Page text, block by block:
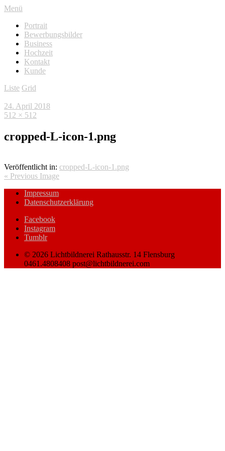
Menü
Portrait
Bewerbungsbilder
Business
Hochzeit
Kontakt
Kunde
Liste Grid
24. April 2018
512 × 512
cropped-L-icon-1.png
Veröffentlicht in: cropped-L-icon-1.png
« Previous Image
Impressum
Datenschutzerklärung
Facebook
Instagram
Tumblr
© 2026 Lichtbildnerei Rathausstr. 14 Flensburg
0461.4808408 post@lichtbildnerei.com